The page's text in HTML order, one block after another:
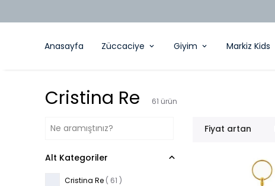
Anasayfa Züccaciye Giyim Markiz Kids
Cristina Re 61 ürün
Fiyat artan
Alt Kategoriler
Cristina Re ( 61 )